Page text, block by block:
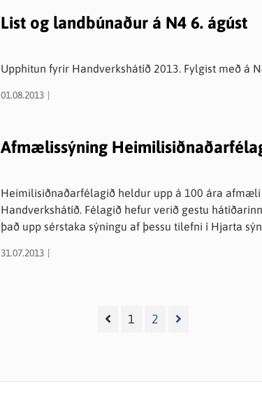
List og landbúnaður á N4 6. ágúst
Upphitun fyrir Handverkshátíð
01.08.2013
Afmælissýning
Heimilisiðnaðarfélagið heldur upp á 100 ára
Handverkshátíð. Félagið hefur verið gestu
það upp sérstaka sýningu af þessu tilefni í Hjarta
sölu. Félagskonur kynna ýmiskonar handverki s.s.
31.07.2013
1 2